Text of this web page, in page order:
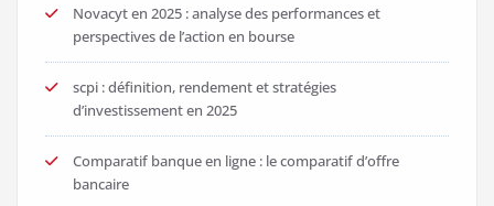
Novacyt en 2025 : analyse des performances et
perspectives de l’action en bourse
scpi : définition, rendement et stratégies
d’investissement en 2025
Comparatif banque en ligne : le comparatif d’offre
bancaire